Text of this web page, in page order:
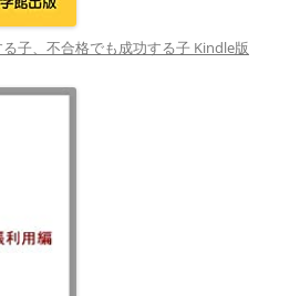
子、不合格でも成功する子 Kindle版